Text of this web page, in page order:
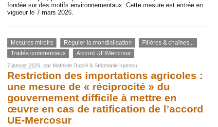
fondée sur des motifs environnementaux. Cette mesure est entrée en
vigueur le 7 mars 2026.
Mesures miroirs Réguler la mondialisation
Filières & chaînes...
Traités commerciaux
Accord UE/Mercosur
7 janvier 2026 , par Mathilde Dupré & Stéphanie Kpenou
Restriction des importations agricoles :
une mesure de « réciprocité » du
gouvernement difficile à mettre en
œuvre en cas de ratification de l’accord
UE-Mercosur